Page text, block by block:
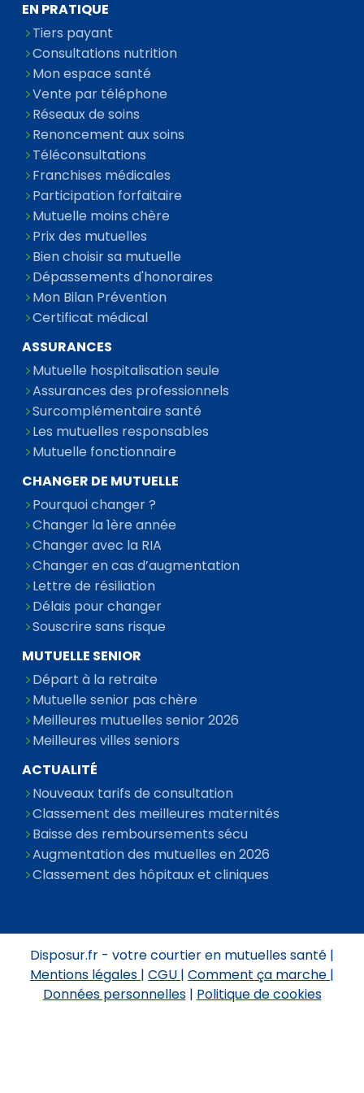
EN PRATIQUE
Tiers payant
Consultations nutrition
Mon espace santé
Vente par téléphone
Réseaux de soins
Renoncement aux soins
Téléconsultations
Franchises médicales
Participation forfaitaire
Mutuelle moins chère
Prix des mutuelles
Bien choisir sa mutuelle
Dépassements d'honoraires
Mon Bilan Prévention
Certificat médical
ASSURANCES
Mutuelle hospitalisation seule
Assurances des professionnels
Surcomplémentaire santé
Les mutuelles responsables
Mutuelle fonctionnaire
CHANGER DE MUTUELLE
Pourquoi changer ?
Changer la 1ère année
Changer avec la RIA
Changer en cas d’augmentation
Lettre de résiliation
Délais pour changer
Souscrire sans risque
MUTUELLE SENIOR
Départ à la retraite
Mutuelle senior pas chère
Meilleures mutuelles senior 2026
Meilleures villes seniors
ACTUALITÉ
Nouveaux tarifs de consultation
Classement des meilleures maternités
Baisse des remboursements sécu
Augmentation des mutuelles en 2026
Classement des hôpitaux et cliniques
Disposur.fr - votre courtier en mutuelles santé |
Mentions légales | CGU | Comment ça marche |
Données personnelles| Politique de cookies